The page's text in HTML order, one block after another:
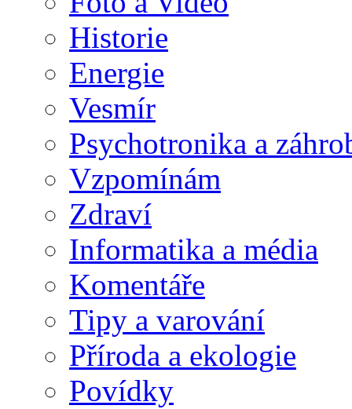
Historie
Energie
Vesmír
Psychotronika a
Vzpomínám
Zdraví
Informatika a média
Komentáře
Tipy a varování
Příroda a ekologie
Povídky